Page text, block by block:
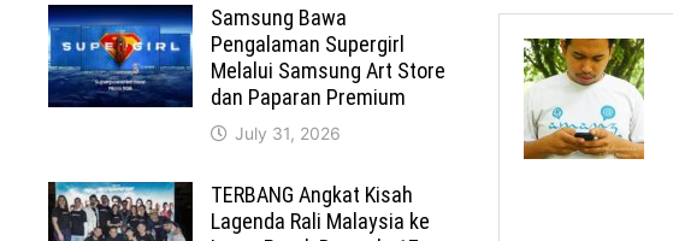
Samsung Bawa
Pengalaman Supergirl
Melalui Samsung Art Store
dan Paparan Premium
July 31, 2026
TERBANG Angkat Kisah
Lagenda Rali Malaysia ke